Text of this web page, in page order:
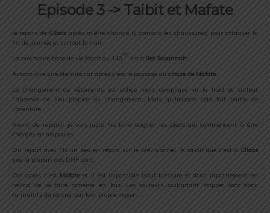
Episode 3 -> Taibit et Mafate
Je repars de Cilaos après m’être changé (y compris les chaussures) pour attaquer la
fin de journée et surtout la nuit.
La prochaine base de vie étant au 140
ème
km à Ilet Savannah.
Autant dire une éternité car après c’est le passage du cirque de Mafate.
Le changement de vêtements est obligé mais compliqué vu le froid et surtout
l’absence de lieu propice au changement. Mais qu’importe cela fait partie de
l’aventure.
Avant de repartir je vais juste me faire soigner les pieds qui commencent à être
chargés en ampoules.
On repart avec Flo un peu en retard sur le prévisionnel. A savoir que c’est à Cilaos
que la plupart des DNF sont.
Car après c’est Mafate et il est impossible (sauf blessure et donc rapatriement en
hélico) de se faire ramener en bus. Les coureurs souhaitant stopper sont donc
contraints de rentrer par leur propre moyen…